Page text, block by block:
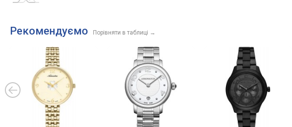
Рекомендуємо Порівняти в таблиці →